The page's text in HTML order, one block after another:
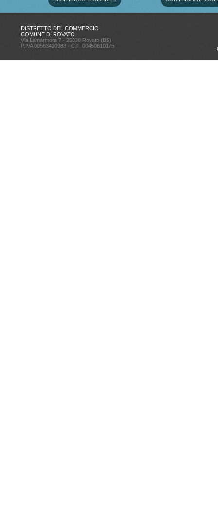
DISTRETTO DEL COMMERCIO
COMUNE DI ROVATO
Via Lamarmora 7 - 25038 Rovato (BS)
P.IVA 00563420983 - C.F. 00450610175